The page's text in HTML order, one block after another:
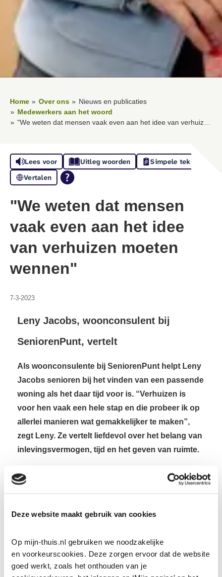
Deze website maakt gebruik van cookies
Op mijn-thuis.nl gebruiken we noodzakelijke
en voorkeurscookies. Deze zorgen ervoor dat de website
goed werkt, zoals het onthouden van je
Home Over ons
Nieuws en publicaties
Medewerkers aan het woord
"We weten dat mensen vaak even aan het idee van verhuizen moeten wennen"
Lees voor Uitleg woorden
Simpele tekst
Vertalen
"We weten dat mensen
vaak even aan het idee
van verhuizen moeten
wennen"
7-3-2023
Leny Jacobs, woonconsulent bij
SeniorenPunt, vertelt
Als woonconsulente bij SeniorenPunt helpt Leny
Jacobs senioren bij het vinden van een passende
woning als het daar tijd voor is. “Verhuizen is
voor hen vaak een hele stap en die probeer ik op
allerlei manieren wat gemakkelijker te maken”,
zegt Leny. Ze vertelt liefdevol over het belang van
inlevingsvermogen, tijd en het geven van ruimte.
Wat vind jij het mooie van werken voor
“Ze zijn zo dankbaar voor de begeleiding die wij ze
Dat spreken ze regelmatig uit en het blijkt ook uit de
klanttevredenheidsmetingen die we doen. Het is een
doelgroep die enorm geholpen is met wat extra